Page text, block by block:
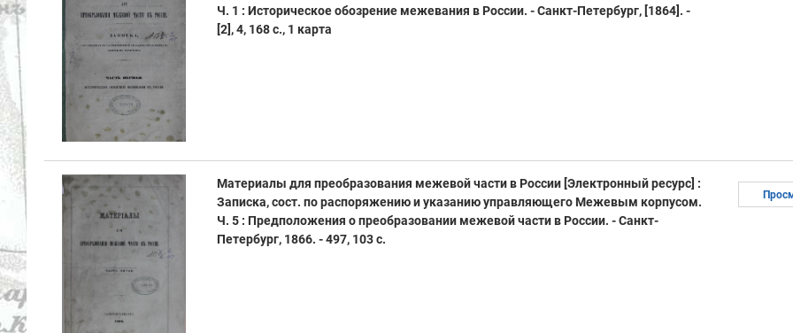
Ч. 1 : Историческое обозрение межевания в России. - Санкт-Петербург, [1864]. -
[2], 4, 168 с., 1 карта
Материалы для преобразования межевой части в России [Электронный ресурс] :
Записка, сост. по распоряжению и указанию управляющего Межевым корпусом.
Ч. 5 : Предположения о преобразовании межевой части в России. - Санкт-
Петербург, 1866. - 497, 103 с.